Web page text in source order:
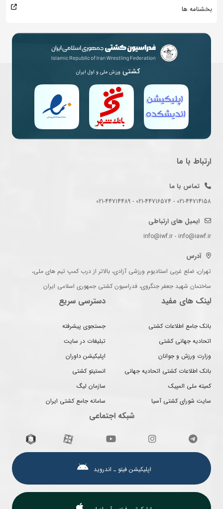
بخشنامه ها
کشتی ورزش ملی و اول ایران
ارتباط با ما
تماس با ما
021-44714158 - 021-44716574 - 021-44714489
ایمیل های ارتباطی
info@iwf.ir - info@iawf.ir
آدرس
تهران، ضلع غربی استادیوم ورزشی آزادی، بالاتر از درب کمپ تیم های ملی،
ساختمان شهید جعفر جنگروی، فدراسیون کشتی جمهوری اسلامی ایران
لینک های مفید
بانک جامع اطلاعات کشتی
اتحادیه جهانی کشتی
وزارت ورزش و جوانان
بانک اطلاعات کشتی اتحادیه جهانی
کمیته ملی المپیک
سایت شورای کشتی آسیا
دسترسی سریع
جستجوی پیشرفته
تبلیغات در سایت
اپلیکیشن داوران
انستیتو کشتی
سازمان لیگ
سامانه جامع کشتی ایران
شبکه اجتماعی
اپلیکیشن فیتو ـ اندروید